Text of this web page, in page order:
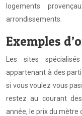
logements
arrondissements.
Exemples
Les sites
appartenant à des
si vous voulez vous
restez au courant
année, le prix du mètre